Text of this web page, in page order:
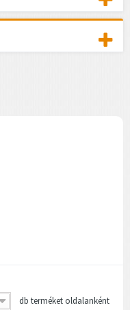
db terméket oldalanként